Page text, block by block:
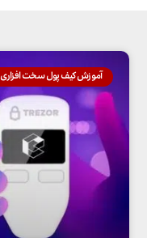
آموزش کیف پول سخت افزاری